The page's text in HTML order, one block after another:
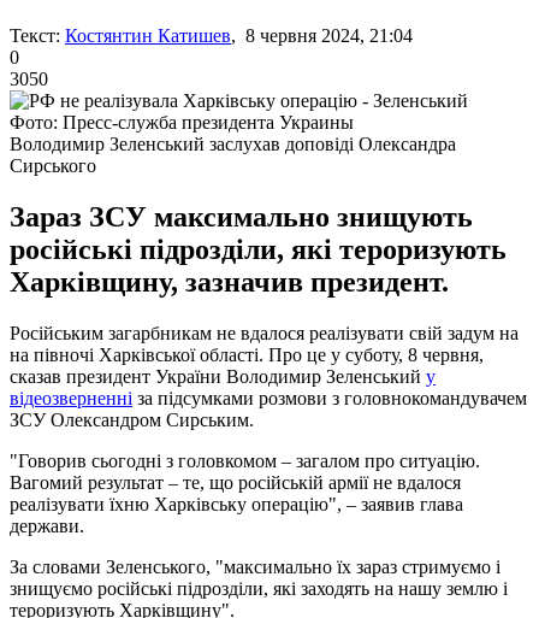
Текст: Костянтин Катишев, 8 червня 2024, 21:04
0
3050
Фото: Пресс-служба президента Украины
Володимир Зеленський заслухав доповіді Олександра
Сирського
Зараз ЗСУ максимально знищують
російські підрозділи, які тероризують
Харківщину, зазначив президент.
Російським загарбникам не вдалося реалізувати свій задум на
на півночі Харківської області. Про це у суботу, 8 червня,
сказав президент України Володимир Зеленський у
відеозверненні за підсумками розмови з головнокомандувачем
ЗСУ Олександром Сирським.
"Говорив сьогодні з головкомом – загалом про ситуацію.
Вагомий результат – те, що російській армії не вдалося
реалізувати їхню Харківську операцію", – заявив глава
держави.
За словами Зеленського, "максимально їх зараз стримуємо і
знищуємо російські підрозділи, які заходять на нашу землю і
тероризують Харківщину".